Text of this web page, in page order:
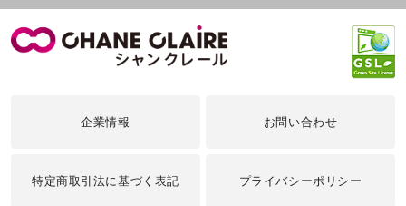
企業情報 お問い合わせ
特定商取引法に基づく表記 プライバシーポリシー